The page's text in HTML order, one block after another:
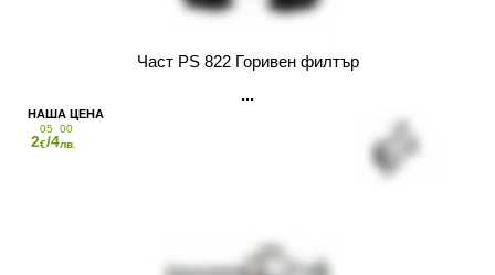
Част PS 822 Горивен филтър
2
05
€/4
00
лв.